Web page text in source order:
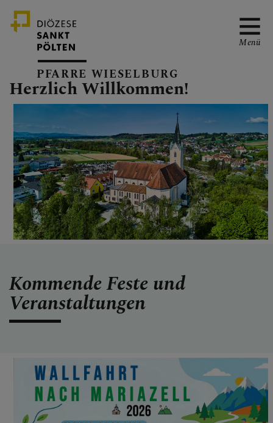
PFARRTEAM
SERVICE
GRUPPEN & RUNDEN
AKTUELLE BERICHTE
KANZLEISTUNDEN
PFARRE WIESELBURG
Menü
Herzlich Willkommen!
Kommende Feste und
Veranstaltungen